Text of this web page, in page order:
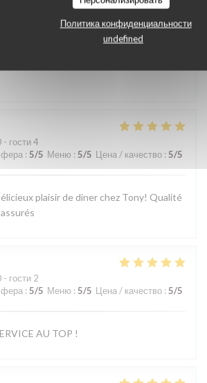
Политика конфиденциальности
undefined
5 /5 Цена / качество:
bien exécutée. Une ambiance
rien pour un moment de
гости 4
: 5/5 Меню : 5/5 Цена / качество : 5/5
plaisir de diner chez Tony! Qualité
гости 2
: 5/5 Меню : 5/5 Цена / качество : 5/5
AU TOP !